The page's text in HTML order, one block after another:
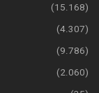
(15.168)
(4.307)
(9.786)
(2.060)